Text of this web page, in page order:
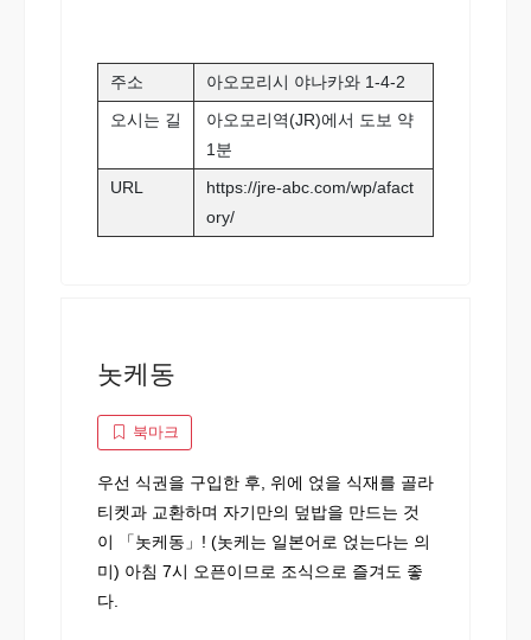
주소
아오모리시 야나카와 1-4-2
오시는 길
아오모리역(JR)에서 도보 약
1분
URL
https://jre-abc.com/wp/afact
ory/
놋케동
북마크
우선 식권을 구입한 후, 위에 얹을 식재를 골라
티켓과 교환하며 자기만의 덮밥을 만드는 것
이 「놋케동」! (놋케는 일본어로 얹는다는 의
미) 아침 7시 오픈이므로 조식으로 즐겨도 좋
다.